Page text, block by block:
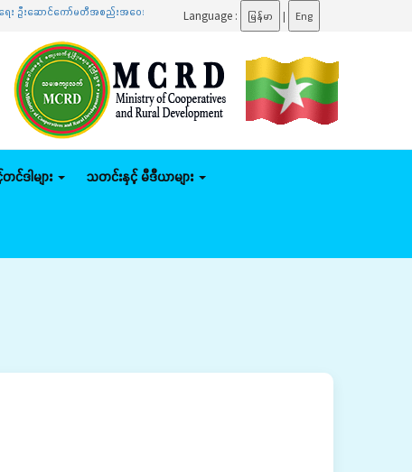
င်ကော်မတီအစည်းအဝေးသို့ တက်ရောက် ပြည်ထောင်စုဝန်ကြီး ဦးမျိုးဇော်သိမ်း နေပြည်တော်ကေ
Language : မြန်မာ | Eng
ဒါများ သတင်းနှင့် မီဒီယာများ